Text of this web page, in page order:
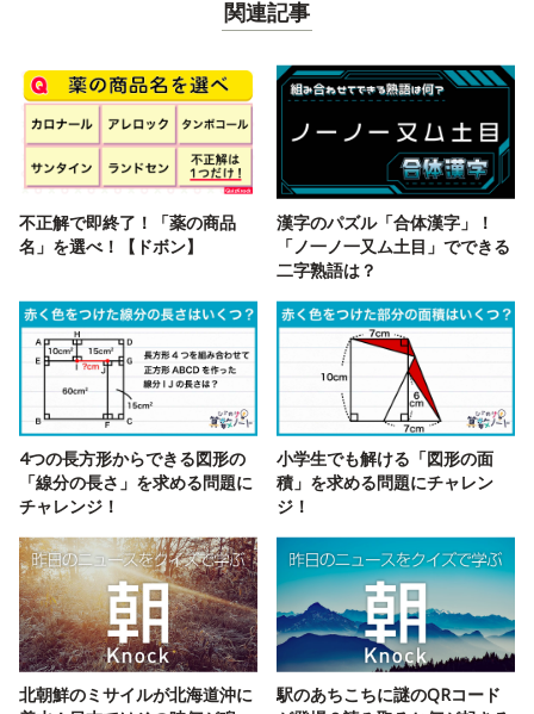
関連記事
不正解で即終了！「薬の商品
名」を選べ！【ドボン】
漢字のパズル「合体漢字」！
「ノ一ノ一又ム土目」でできる
二字熟語は？
4つの長方形からできる図形の
「線分の長さ」を求める問題に
チャレンジ！
小学生でも解ける「図形の面
積」を求める問題にチャレン
ジ！
北朝鮮のミサイルが北海道沖に
駅のあちこちに謎のQRコード